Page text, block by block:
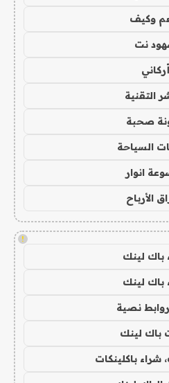
وكيف
نت
أركاني
التقنية
صحبة
السياحة
انوار
الأرباح
!
باك لينك
باك لينك
نصية
باك لينك
شراء باكلينكات